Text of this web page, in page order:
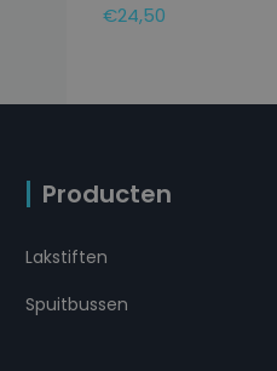
€24,50
Producten
Lakstiften
Spuitbussen